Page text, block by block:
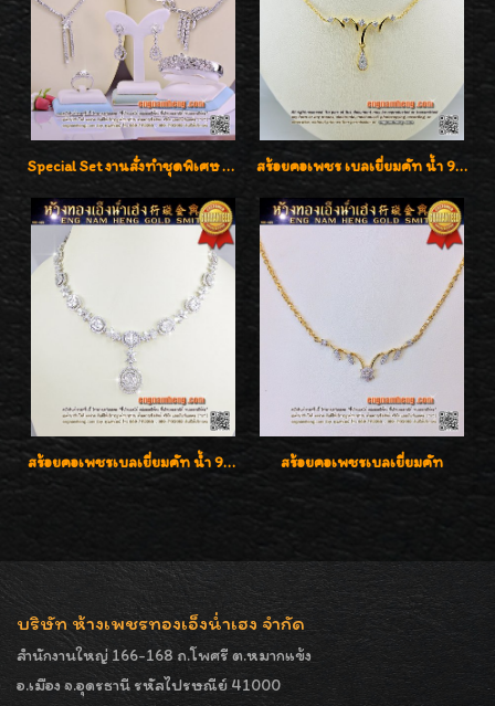
Special Set งานสั่งทำชุดพิเศษ เพชรคัดทุกชิ้น สวยหรูหรา ราคามิตรภาพค่ะ สร้อยคอเพชร เบลเยี่ยมคัท น้ำ 98% F-Color/VVS รูปแบบหวานใส่สวยดูดีน่ารักสุดๆค่ะ
สร้อยคอเพชรเบลเยี่ยมคัท น้ำ 99% E-Color / VVS น้ำหนักเพชรรวม 16.05 กะรัต สร้อยคอเพชรเบลเยี่ยมคัท
บริษัท ห้างเพชรทองเอ็งน่ำเฮง จำกัด
สำนักงานใหญ่ 166-168 ถ.โพศรี ต.หมากแข้ง
อ.เมือง จ.อุดรธานี รหัสไปรษณีย์ 41000